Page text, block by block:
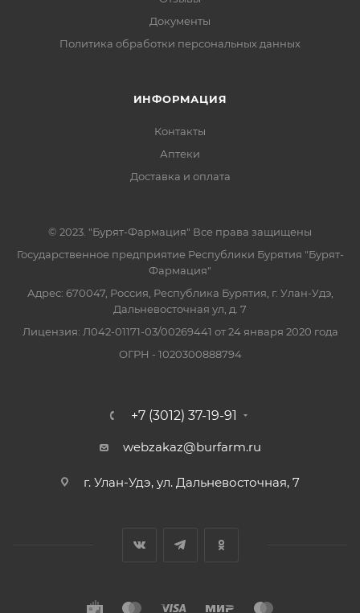
Документы
Политика обработки персональных данных
ИНФОРМАЦИЯ
Контакты
Аптеки
Доставка и оплата
© 2023. "Бурят-Фармация" Все права защищены
Государственное предприятие Республики Бурятия "Бурят-
Фармация"
Адрес: 670047, Россия, Республика Бурятия, г. Улан-Удэ,
Дальневосточная ул, д. 7
Лицензия: Л042-01171-03/00269441 от 24 января 2020 года
ОГРН - 1020300888794
+7 (3012) 37-19-91
webzakaz@burfarm.ru
г. Улан-Удэ, ул. Дальневосточная, 7